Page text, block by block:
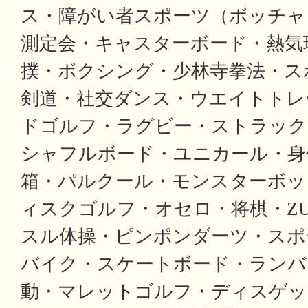
ス・障がい者スポーツ（ボッチ
測定会・キャスターボード・熱
撲・ボクシング・少林寺拳法・
剣道・社交ダンス・ウエイトト
ドゴルフ・ラグビー・ストラッ
シャフルボード・ユニカール・
箱・パルクール・モンスターボ
ィスクゴルフ・オセロ・将棋・
スル体操・ピンポンダーツ・ス
バイク・スケートボード・ラン
動・マレットゴルフ・ディスゲ